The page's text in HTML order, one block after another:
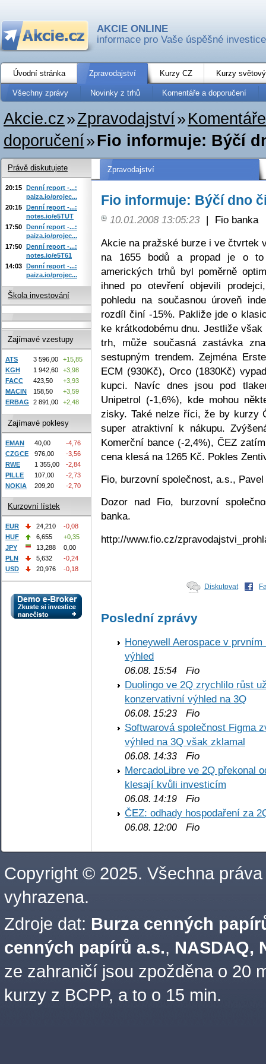
AKCIE ONLINE
informace pro Vaše úspěšné investice
Úvodní stránka Zpravodajství Kurzy CZ Kurzy
Všechny zprávy Novinky z trhů Komentáře a doporučení
Akcie.cz»Zpravodajství»
doporučení»Fio informuje: Býčí
Zpravodajství
Fio informuje: Býčí dno
10.01.2008 13:05:23 |
Fio banka
Akcie na pražské burze i ve čtvrtek
na 1655 bodů a propad je o
amerických trhů byl poměrně
ihned po otevření objevili
pohledu na současnou úroveň
rozdíl činí -15%. Pakliže jde o
ke krátkodobému dnu. Jestliže
trh, může současná zastávka
sestupným trendem. Zejména
ECM (930Kč), Orco (1830Kč)
kupci. Navíc dnes jsou pod
Unipetrol (-1,6%), kde mohou
zisky. Také nelze říci, že by kurzy
super atraktivní k nákupu.
Komerční bance (-2,4%), ČEZ
cena klesá na 1265 Kč. Pokles
Fio, burzovní společnost, a.s.,
Dozor nad Fio, burzovní
banka.
http://www.fio.cz/
Diskutovat
Poslední zprávy
Honeywell Aerospace v
výhled
06.08. 15:54 Fio
Duolingo ve 2Q zrychlilo růst
konzervativní výhled na 3Q
06.08. 15:23 Fio
Softwarová společnost Figma
výhled na 3Q však zklamal
06.08. 14:33 Fio
MercadoLibre ve 2Q překonal
klesají kvůli investicím
06.08. 14:19 Fio
ČEZ: odhady hospodaření za
06.08. 12:00 Fio
Právě diskutujete
20:15 Denní report -...:
paiza.io/projec...
20:15 Denní report -...:
notes.io/e5TUT
17:50 Denní report -...:
paiza.io/projec...
17:50 Denní report -...:
notes.io/e5T61
14:03 Denní report -...:
paiza.io/projec...
Škola investování
Zajímavé vzestupy
ATS 3 596,00
+15,85
KGH
1 942,60
+3,98
FACC
423,50
+3,93
MACIN
158,50
+3,59
ERBAG
2 891,00 +2,48
Zajímavé poklesy
EMAN 40,00
-4,76
CZGCE
976,00
-3,56
RWE
1 355,00
-2,84
PILLE
107,00
-2,73
NOKIA
209,20 -2,70
Kurzovní lístek
EUR 24,210
-0,08
HUF
6,655
+0,35
JPY
13,288
0,00
PLN
5,632
-0,24
USD
20,976 -0,18
Copyright © 2025. Všechna práva
vyhrazena.
Zdroje dat: Burza cenných
cenných papírů a.s., NASDAQ,
ze zahraničí jsou zpožděna o 20
kurzy z BCPP, a to o 15 min.